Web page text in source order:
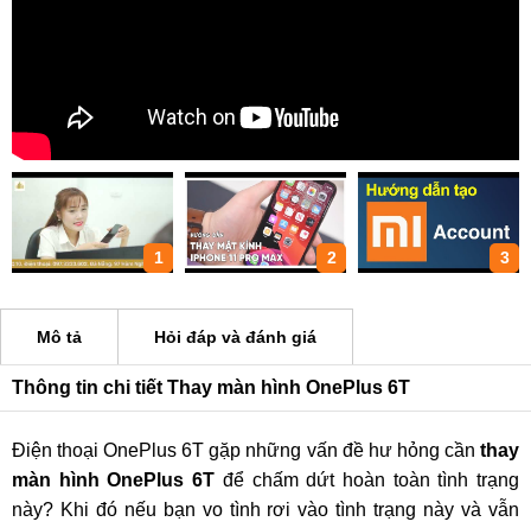
1 2 3
Mô tả Hỏi đáp và đánh giá
Thông tin chi tiết Thay màn hình OnePlus 6T
Điện thoại OnePlus 6T gặp những vấn đề hư hỏng cần thay
màn hình OnePlus 6T để chấm dứt hoàn toàn tình trạng
này? Khi đó nếu bạn vo tình rơi vào tình trạng này và vẫn